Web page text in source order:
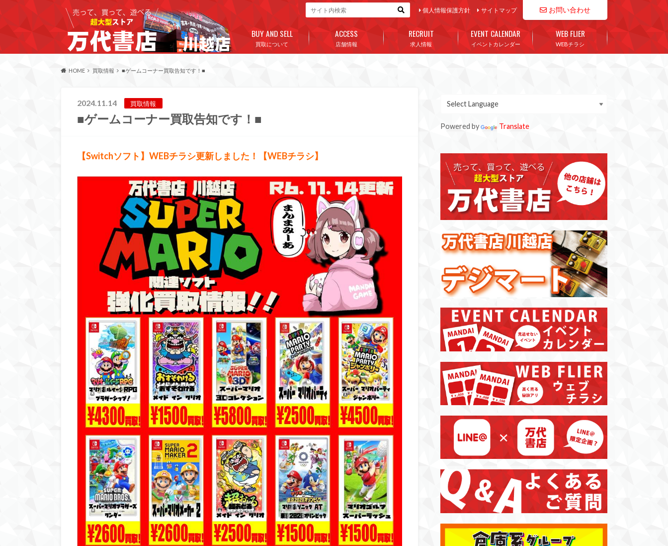
お問い合わせ
個人情報保護方針 サイトマップ
買取について
BUY AND SELL
店舗情報
ACCESS
求人情報
RECRUIT
イベントカレンダー
EVENT CALENDAR
WEBチラシ
WEB FLIER
HOME 買取情報 ■ゲームコーナー買取告知です！■
2024.11.14 買取情報
■ゲームコーナー買取告知です！■
【Switchソフト】WEBチラシ更新しました！【WEBチラシ】
Powered by Translate